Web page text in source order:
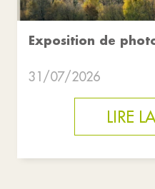
Exposition de
31/07/2026
LIRE